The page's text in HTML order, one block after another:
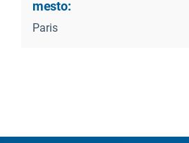
mesto:
Paris